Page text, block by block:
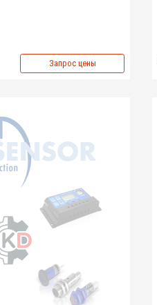
Запрос цены